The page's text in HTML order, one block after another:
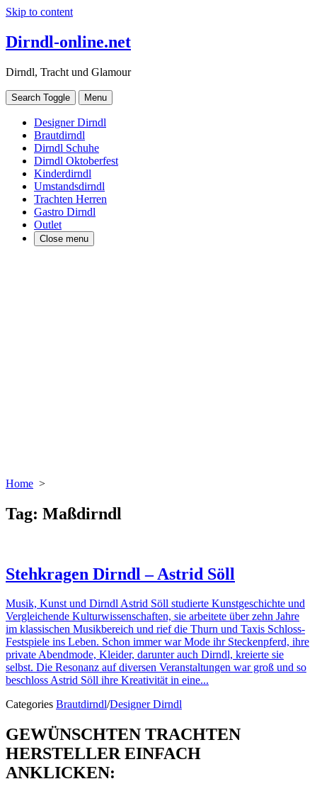
Skip to content
Dirndl-online.net
Dirndl, Tracht und Glamour
Search Toggle Menu
Designer Dirndl
Brautdirndl
Dirndl Schuhe
Dirndl Oktoberfest
Kinderdirndl
Umstandsdirndl
Trachten Herren
Gastro Dirndl
Outlet
Close menu
Home >
Tag: Maßdirndl
Stehkragen Dirndl – Astrid Söll
Musik, Kunst und Dirndl Astrid Söll studierte Kunstgeschichte und
Vergleichende Kulturwissenschaften, sie arbeitete über zehn Jahre
im klassischen Musikbereich und rief die Thurn und Taxis Schloss-
Festspiele ins Leben. Schon immer war Mode ihr Steckenpferd, ihre
private Abendmode, Kleider, darunter auch Dirndl, kreierte sie
selbst. Die Resonanz auf diversen Veranstaltungen war groß und so
beschloss Astrid Söll ihre Kreativität in eine...
Categories Brautdirndl/Designer Dirndl
GEWÜNSCHTEN TRACHTEN
HERSTELLER EINFACH
ANKLICKEN: